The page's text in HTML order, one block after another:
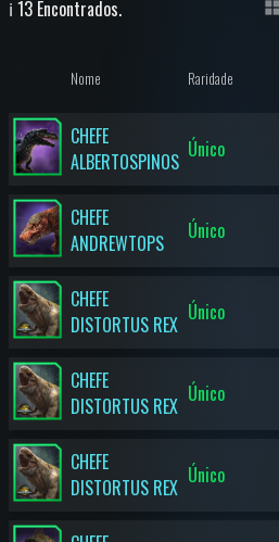
ℹ️ 13 Encontrados.
Nome Raridade
CHEFE
ALBERTOSPINOS Único
CHEFE
ANDREWTOPS
Único
CHEFE
DISTORTUS REX Único
CHEFE
DISTORTUS REX Único
CHEFE
DISTORTUS REX Único